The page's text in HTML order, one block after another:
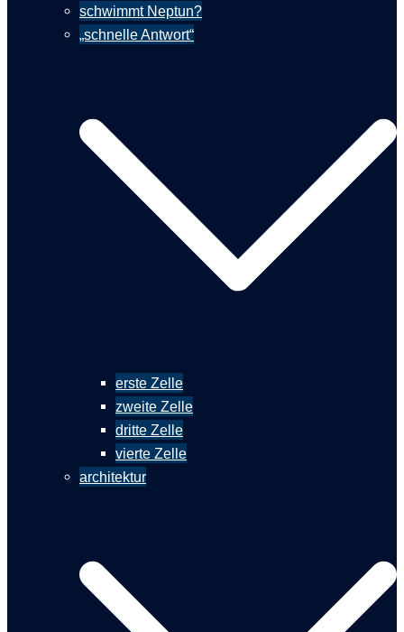
schwimmt Neptun?
„schnelle Antwort“
erste Zelle
zweite Zelle
dritte Zelle
vierte Zelle
architektur